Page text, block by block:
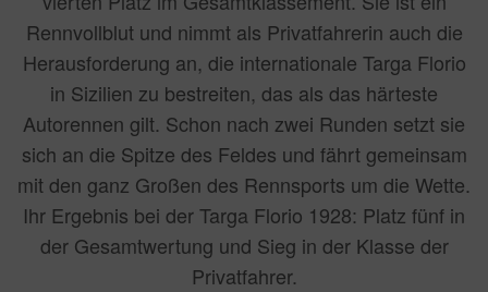
Rennvollblut und nimmt als Privatfahrerin auch die
Herausforderung an, die internationale Targa Florio
in Sizilien zu bestreiten, das als das härteste
Autorennen gilt. Schon nach zwei Runden setzt sie
sich an die Spitze des Feldes und fährt gemeinsam
mit den ganz Großen des Rennsports um die Wette.
Ihr Ergebnis bei der Targa Florio 1928: Platz fünf in
der Gesamtwertung und Sieg in der Klasse der
Privatfahrer.